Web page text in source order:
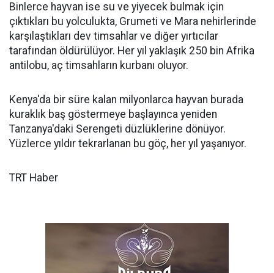
Binlerce hayvan ise su ve yiyecek bulmak için
çıktıkları bu yolculukta, Grumeti ve Mara nehirlerinde
karşılaştıkları dev timsahlar ve diğer yırtıcılar
tarafından öldürülüyor. Her yıl yaklaşık 250 bin Afrika
antilobu, aç timsahların kurbanı oluyor.
Kenya'da bir süre kalan milyonlarca hayvan burada
kuraklık baş göstermeye başlayınca yeniden
Tanzanya'daki Serengeti düzlüklerine dönüyor.
Yüzlerce yıldır tekrarlanan bu göç, her yıl yaşanıyor.
TRT Haber